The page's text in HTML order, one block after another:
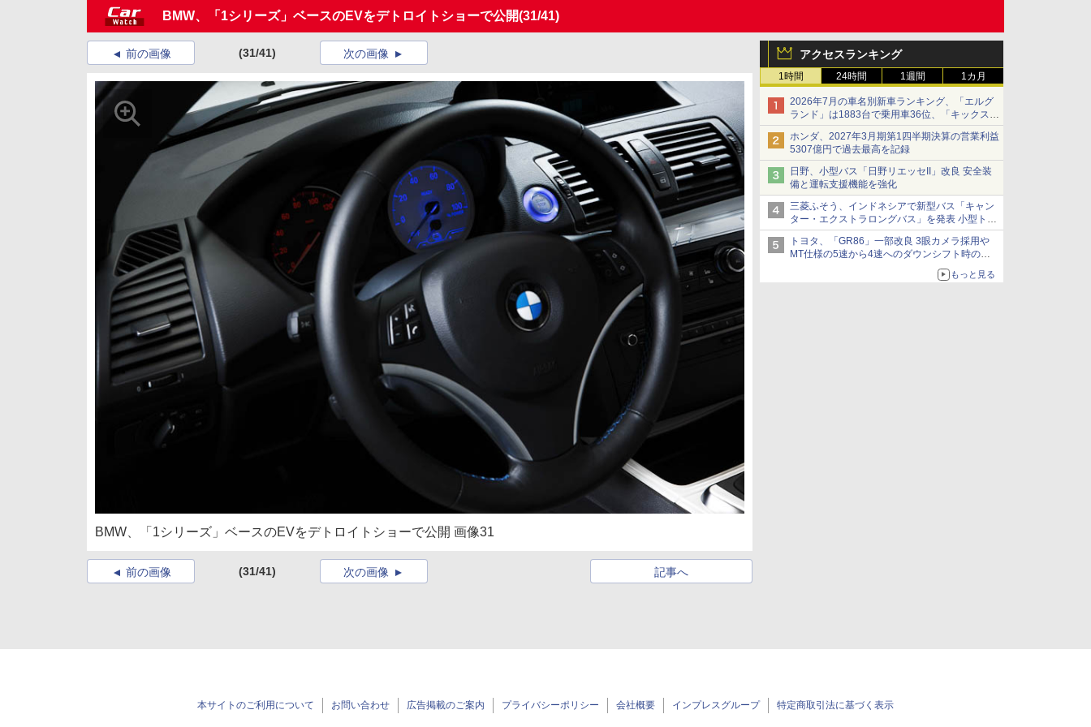
BMW、「1シリーズ」ベースのEVをデトロイトショーで公開(31/41)
アクセスランキング
1時間 24時間 1週間 1カ月
2026年7月の車名別新車ランキング、「エルグ
ランド」は1883台で乗用車36位、「キックス」
は2591台で27位に
ホンダ、2027年3月期第1四半期決算の営業利益
5307億円で過去最高を記録
日野、小型バス「日野リエッセII」改良 安全装
備と運転支援機能を強化
三菱ふそう、インドネシアで新型バス「キャン
ター・エクストラロングバス」を発表 小型トラ
ックベースの観光・旅客輸送向けバス
トヨタ、「GR86」一部改良 3眼カメラ採用や
MT仕様の5速から4速へのダウンシフト時の操
もっと見る
前の画像 (31/41) 次の画像
BMW、「1シリーズ」ベースのEVをデトロイトショーで公開 画像31
前の画像 (31/41) 記事へ
次の画像
本サイトのご利用について お問い合わせ 広告掲載のご案内 プライバシーポリシー 会社概要 インプレスグループ 特定商取引法に基づく表示